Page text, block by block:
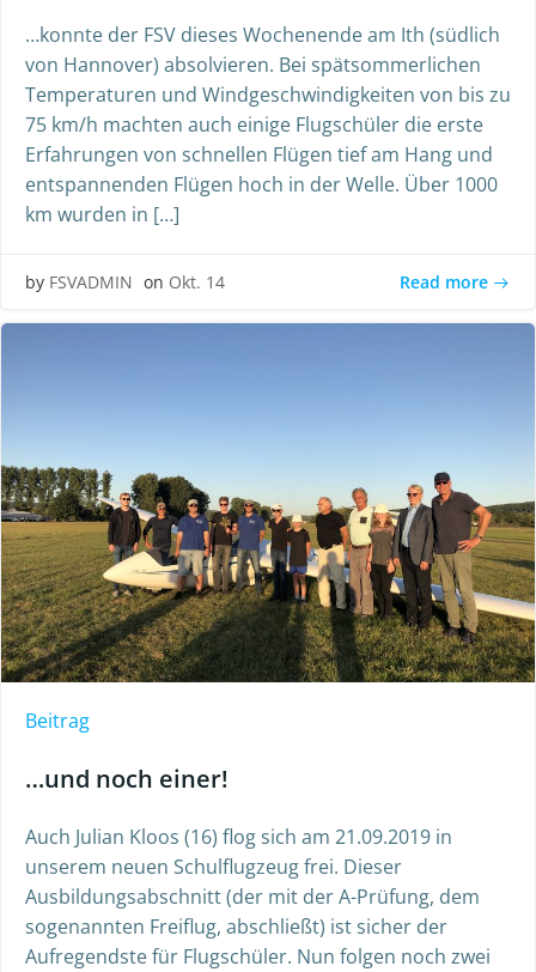
…konnte der FSV dieses Wochenende am Ith (südlich
von Hannover) absolvieren. Bei spätsommerlichen
Temperaturen und Windgeschwindigkeiten von bis zu
75 km/h machten auch einige Flugschüler die erste
Erfahrungen von schnellen Flügen tief am Hang und
entspannenden Flügen hoch in der Welle. Über 1000
km wurden in […]
by FSVADMIN on Okt. 14 Read more
Beitrag
…und noch einer!
Auch Julian Kloos (16) flog sich am 21.09.2019 in
unserem neuen Schulflugzeug frei. Dieser
Ausbildungsabschnitt (der mit der A-Prüfung, dem
sogenannten Freiflug, abschließt) ist sicher der
Aufregendste für Flugschüler. Nun folgen noch zwei